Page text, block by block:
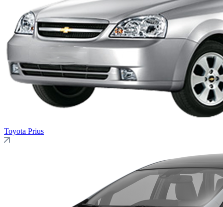
Toyota Prius